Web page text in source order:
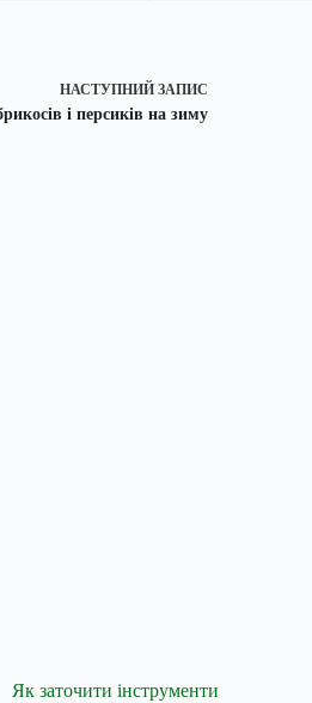
НАСТУПНИЙ ЗАПИС
і персиків на зиму
Як заточити інструменти